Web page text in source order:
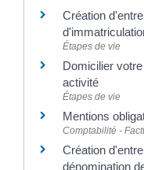
Création
Étapes de vie
Domicilier
activité
Étapes de vie
Mentions
Comptabilité -
Création
dénomination